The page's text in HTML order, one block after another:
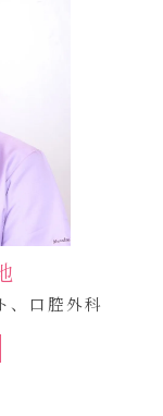
、口腔外科